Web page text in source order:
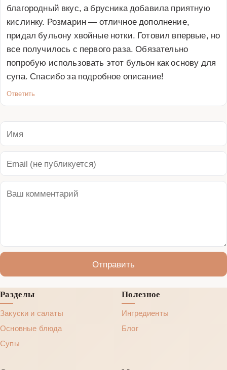
благородный вкус, а брусника добавила приятную
кислинку. Розмарин — отличное дополнение,
придал бульону хвойные нотки. Готовил впервые, но
все получилось с первого раза. Обязательно
попробую использовать этот бульон как основу для
супа. Спасибо за подробное описание!
Ответить
Отправить
Разделы
Закуски и салаты
Основные блюда
Супы
Полезное
Ингредиенты
Блог